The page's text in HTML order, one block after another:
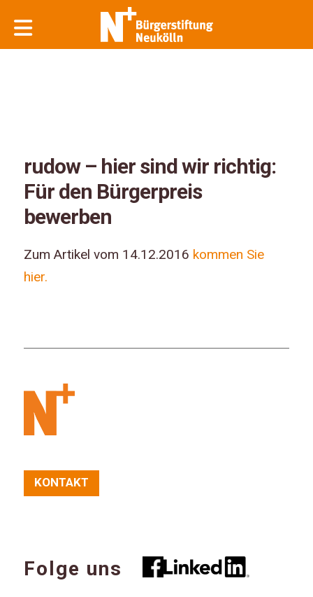
rudow – hier sind wir richtig:
Für den Bürgerpreis
bewerben
Zum Artikel vom 14.12.2016 kommen Sie
hier.
KONTAKT
Folge uns